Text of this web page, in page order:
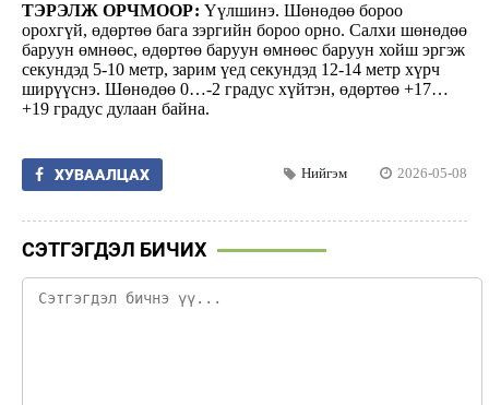
ТЭРЭЛЖ ОРЧМООР: Үүлшинэ. Шөнөдөө бороо
орохгүй, өдөртөө бага зэргийн бороо орно. Салхи шөнөдөө
баруун өмнөөс, өдөртөө баруун өмнөөс баруун хойш эргэж
секундэд 5-10 метр, зарим үед секундэд 12-14 метр хүрч
ширүүснэ. Шөнөдөө 0…-2 градус хүйтэн, өдөртөө +17…
+19 градус дулаан байна.
ХУВААЛЦАХ Нийгэм 2026-05-08
СЭТГЭГДЭЛ БИЧИХ